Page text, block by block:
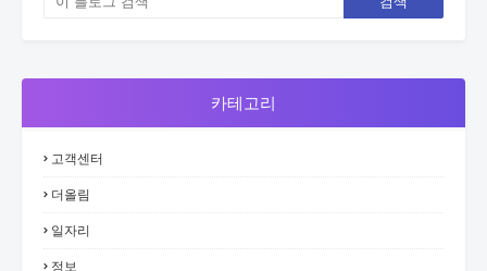
카테고리
고객센터
더올림
일자리
정보